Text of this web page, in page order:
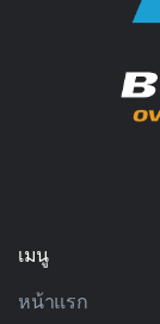
เมนู
หน้าแรก